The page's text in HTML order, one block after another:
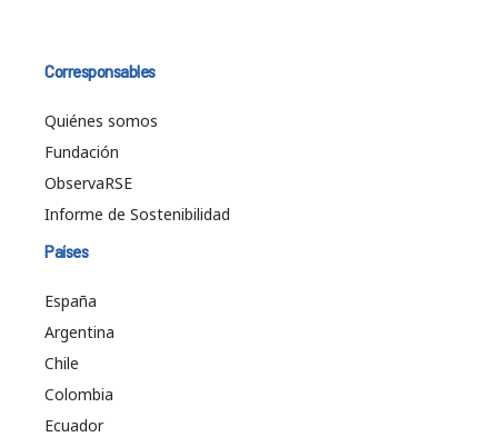
Corresponsables
Quiénes somos
Fundación
ObservaRSE
Informe de Sostenibilidad
Países
España
Argentina
Chile
Colombia
Ecuador